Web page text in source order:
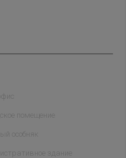
помещение
особняк
здание